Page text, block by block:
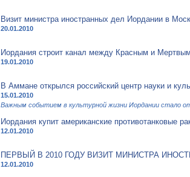
Визит министра иностранных дел Иордании в
20.01.2010
Иордания строит канал между Красным и
19.01.2010
В Аммане открылся российский центр науки и
15.01.2010
Важным событием в культурной жизни Иордании стало
Иордания купит американские противотанковые
12.01.2010
ПЕРВЫЙ В 2010 ГОДУ ВИЗИТ МИНИСТРА
12.01.2010